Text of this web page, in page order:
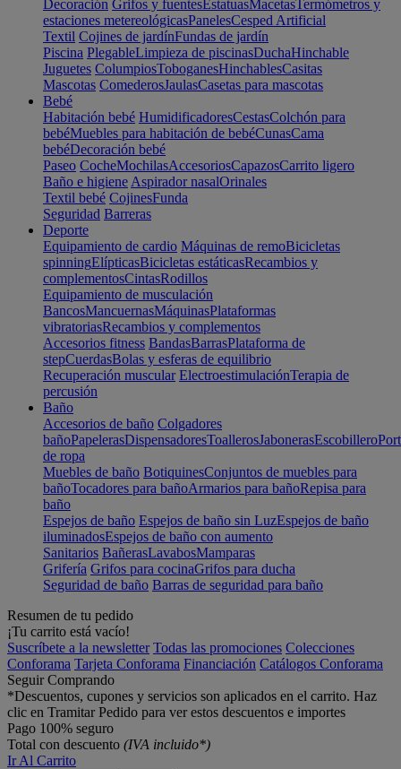
Decoración Grifos y fuentesEstatuasMacetasTermómetros y
estaciones metereológicasPanelesCesped Artificial
Textil Cojines de jardínFundas de jardín
Piscina PlegableLimpieza de piscinasDuchaHinchable
Juguetes ColumpiosToboganesHinchablesCasitas
Mascotas ComederosJaulasCasetas para mascotas
Bebé
Habitación bebé HumidificadoresCestasColchón para
bebéMuebles para habitación de bebéCunasCama
bebéDecoración bebé
Paseo CocheMochilasAccesoriosCapazosCarrito ligero
Baño e higiene Aspirador nasalOrinales
Textil bebé CojinesFunda
Seguridad Barreras
Deporte
Equipamiento de cardio Máquinas de remoBicicletas
spinningElípticasBicicletas estáticasRecambios y
complementosCintasRodillos
Equipamiento de musculación
BancosMancuernasMáquinasPlataformas
vibratoriasRecambios y complementos
Accesorios fitness BandasBarrasPlataforma de
stepCuerdasBolas y esferas de equilibrio
Recuperación muscular ElectroestimulaciónTerapia de
percusión
Baño
Accesorios de baño Colgadores
bañoPapelerasDispensadoresToallerosJabonerasEscobillero
de ropa
Muebles de baño BotiquinesConjuntos de muebles para
bañoTocadores para bañoArmarios para bañoRepisa para
baño
Espejos de baño Espejos de baño sin LuzEspejos de baño
iluminadosEspejos de baño con aumento
Sanitarios BañerasLavabosMamparas
Grifería Grifos para cocinaGrifos para ducha
Seguridad de baño Barras de seguridad para baño
Resumen de tu pedido
¡Tu carrito está vacío!
Suscríbete a la newsletter Todas las promociones Colecciones
Conforama Tarjeta Conforama Financiación Catálogos Conforama
Seguir Comprando
*Descuentos, cupones y servicios son aplicados en el carrito. Haz
clic en Tramitar Pedido para ver estos descuentos e importes
Pago 100% seguro
Total con descuento (IVA incluido*)
Ir Al Carrito